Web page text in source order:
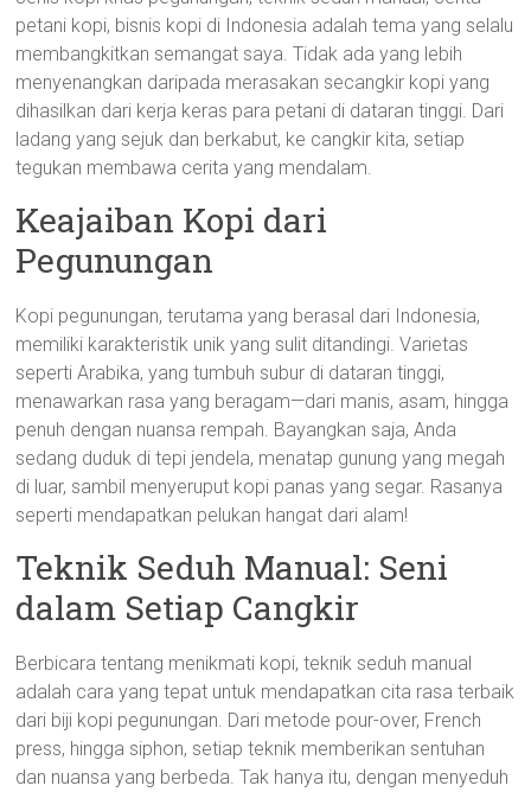
petani kopi, bisnis kopi di Indonesia adalah tema yang selalu
membangkitkan semangat saya. Tidak ada yang lebih
menyenangkan daripada merasakan secangkir kopi yang
dihasilkan dari kerja keras para petani di dataran tinggi. Dari
ladang yang sejuk dan berkabut, ke cangkir kita, setiap
tegukan membawa cerita yang mendalam.
Keajaiban Kopi dari
Pegunungan
Kopi pegunungan, terutama yang berasal dari Indonesia,
memiliki karakteristik unik yang sulit ditandingi. Varietas
seperti Arabika, yang tumbuh subur di dataran tinggi,
menawarkan rasa yang beragam—dari manis, asam, hingga
penuh dengan nuansa rempah. Bayangkan saja, Anda
sedang duduk di tepi jendela, menatap gunung yang megah
di luar, sambil menyeruput kopi panas yang segar. Rasanya
seperti mendapatkan pelukan hangat dari alam!
Teknik Seduh Manual: Seni
dalam Setiap Cangkir
Berbicara tentang menikmati kopi, teknik seduh manual
adalah cara yang tepat untuk mendapatkan cita rasa terbaik
dari biji kopi pegunungan. Dari metode pour-over, French
press, hingga siphon, setiap teknik memberikan sentuhan
dan nuansa yang berbeda. Tak hanya itu, dengan menyeduh